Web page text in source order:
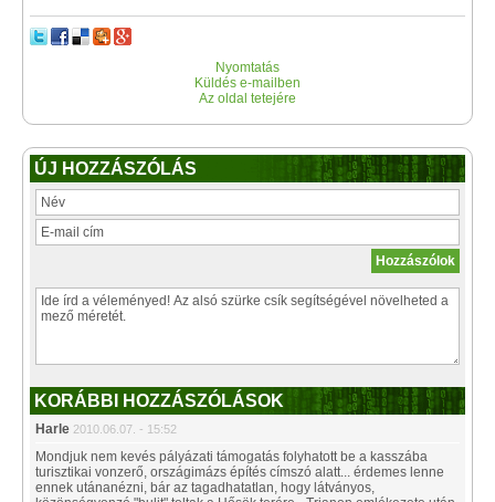
Nyomtatás
Küldés e-mailben
Az oldal tetejére
ÚJ HOZZÁSZÓLÁS
KORÁBBI HOZZÁSZÓLÁSOK
Harle 2010.06.07. - 15:52
Mondjuk nem kevés pályázati támogatás folyhatott be a kasszába
turisztikai vonzerő, országimázs építés címszó alatt... érdemes lenne
ennek utánanézni, bár az tagadhatatlan, hogy látványos,